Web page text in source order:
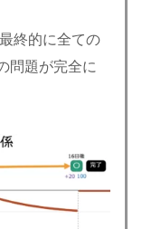
終的に全ての
問題が完全に